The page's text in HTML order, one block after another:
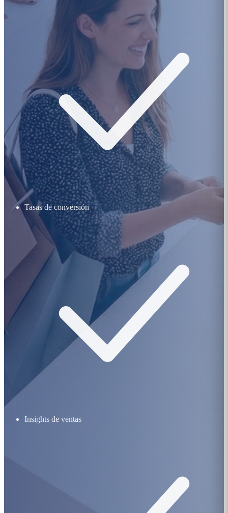
Tasas de conversión
Insights de ventas